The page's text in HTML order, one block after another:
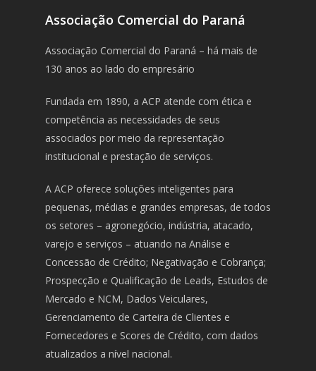
Associação Comercial do Paraná
Associação Comercial do Paraná – há mais de
130 anos ao lado do empresário
Fundada em 1890, a ACP atende com ética e
competência as necessidades de seus
associados por meio da representação
institucional e prestação de serviços.
A ACP oferece soluções inteligentes para
pequenas, médias e grandes empresas, de todos
os setores – agronegócio, indústria, atacado,
varejo e serviços – atuando na Análise e
Concessão de Crédito; Negativação e Cobrança;
Prospecção e Qualificação de Leads, Estudos de
Mercado e NCM, Dados Veiculares,
Gerenciamento de Carteira de Clientes e
Fornecedores e Scores de Crédito, com dados
atualizados a nível nacional.